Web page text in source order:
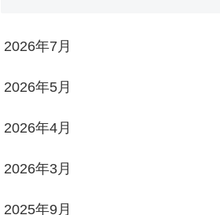
2026年7月
2026年5月
2026年4月
2026年3月
2025年9月